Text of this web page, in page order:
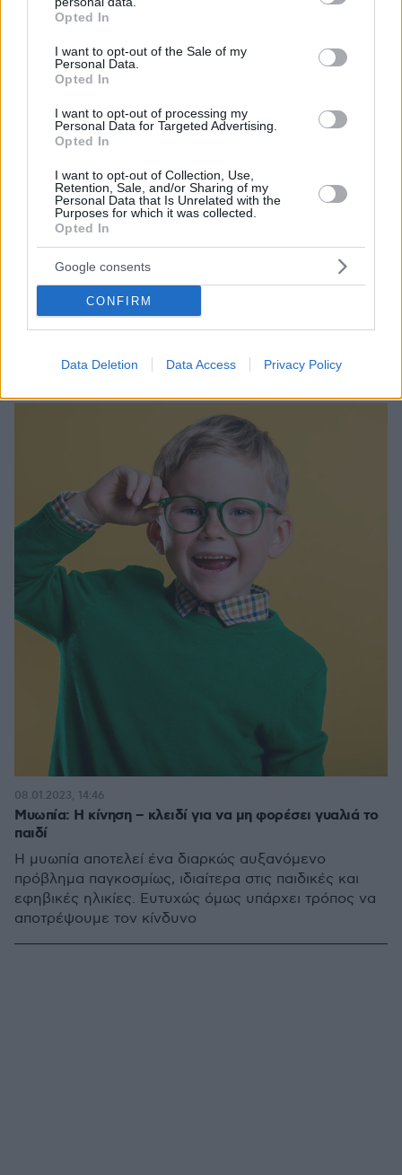
grant or deny consent to Google and its third-party tags to
use your data for below specified purposes in below Google
consent section.
Opted In
I want to opt-out of the Sale of my
Personal Data.
Opted In
I want to opt-out of processing my
Personal Data for Targeted Advertising.
Opted In
I want to opt-out of Collection, Use,
Retention, Sale, and/or Sharing of my
Personal Data that Is Unrelated with the
Purposes for which it was collected.
Opted In
Google consents
CONFIRM
Data Deletion Data Access Privacy Policy
Ξηροφθαλμία: Τι φταίει – Όλοι οι τρόποι αντιμετώπισης
Η ξηροφθλαμία είναι μια συχνή ενόχληση των
ματιών. Ευτυχώς, όμως, η αντιμετώπισή της είναι
απλή. Δείτε πώς μπορείτε εύκολα και απλά να
ανακουφιστείτε από τα συμπτώματα
03.04.2023, 19:28
Μυωπία: Η κίνηση – κλειδί για να μη φορέσει γυαλιά το
παιδί
Η μυωπία αποτελεί ένα διαρκώς αυξανόμενο
πρόβλημα παγκοσμίως, ιδιαίτερα στις παιδικές και
εφηβικές ηλικίες. Ευτυχώς όμως υπάρχει τρόπος να
αποτρέψουμε τον κίνδυνο
08.01.2023, 14:46